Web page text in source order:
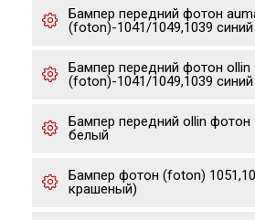
Бампер передний фотон
(foton)-1041/1049,1039 cиний
Бампер передний фотон ollin
(foton)-1041/1049,1039 cиний
Бампер передний ollin фотон
белый
Бампер фотон (foton)
крашеный)